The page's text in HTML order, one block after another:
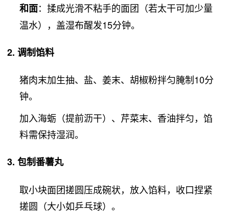
和面：揉成光滑不粘手的面团（若太干可加少量
温水），盖湿布醒发15分钟。
2. 调制馅料
猪肉末加生抽、盐、姜末、胡椒粉拌匀腌制10分
钟。
加入海蛎（提前沥干）、芹菜末、香油拌匀，馅
料需保持湿润。
3. 包制番薯丸
取小块面团搓圆压成碗状，放入馅料，收口捏紧
搓圆（大小如乒乓球）。